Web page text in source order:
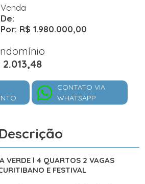
Venda
De:
Por: R$ 1.980.000,00
2.013,48
CONTATO VIA
WHATSAPP
Descrição
VERDE l 4 QUARTOS 2 VAGAS
E FESTIVAL